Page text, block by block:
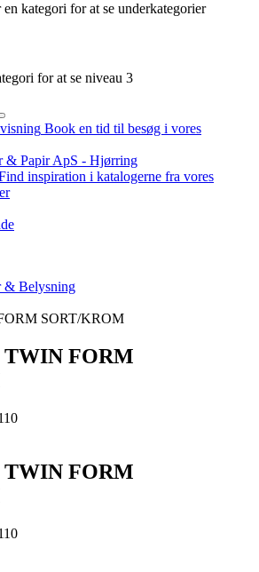
kategori for at se underkategorier
for at se niveau 3
Book en tid til besøg i vores
& Papir ApS - Hjørring
inspiration i katalogerne fra vores
& Belysning
SORT/KROM
FORM
FORM